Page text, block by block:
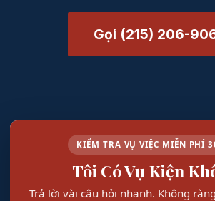
Gọi (215) 206-
KIỂM TRA VỤ VIỆC MIỄN PHÍ
Tôi Có Vụ Kiện
Trả lời vài câu hỏi nhanh. Không